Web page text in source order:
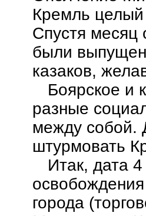
Кремль
Спустя месяц
были
казаков,
Боярское и
разные
между собой.
штурмовать
Итак, дата
города